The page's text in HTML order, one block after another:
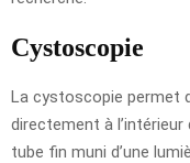
Cystoscopie
La cystoscopie permet
directement à l’intérieur
tube fin muni d’une